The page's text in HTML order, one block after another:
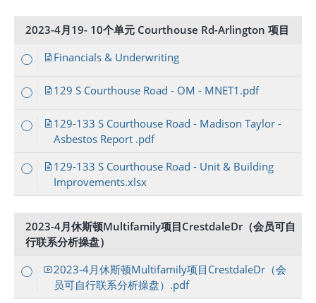
2023-4月19- 10个单元 Courthouse Rd-Arlington 项目
Financials & Underwriting
129 S Courthouse Road - OM - MNET1.pdf
129-133 S Courthouse Road - Madison Taylor -
Asbestos Report .pdf
129-133 S Courthouse Road - Unit & Building
Improvements.xlsx
2023-4月休斯顿Multifamily项目CrestdaleDr（会员可自
行联系分析操盘）
2023-4月休斯顿Multifamily项目CrestdaleDr（会
员可自行联系分析操盘）.pdf